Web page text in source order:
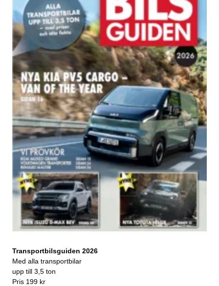
Transportbilsguiden 2026
Med alla transportbilar
upp till 3,5 ton
Pris 199 kr